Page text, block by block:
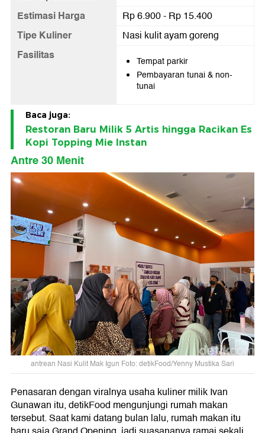
Estimasi Harga Rp 6.900 - Rp 15.400
Tipe Kuliner Nasi kulit ayam goreng
Fasilitas
Tempat parkir
Pembayaran tunai & non-
tunai
Baca juga:
Restoran Baru Milik 5 Artis hingga Racikan Es
Kopi Topping Mie Instan
Antre 30 Menit
antrean Nasi Kulit Mak Igun Foto: detikFood/Yenny Mustika Sari
Penasaran dengan viralnya usaha kuliner milik Ivan
Gunawan itu, detikFood mengunjungi rumah makan
tersebut. Saat kami datang bulan lalu, rumah makan itu